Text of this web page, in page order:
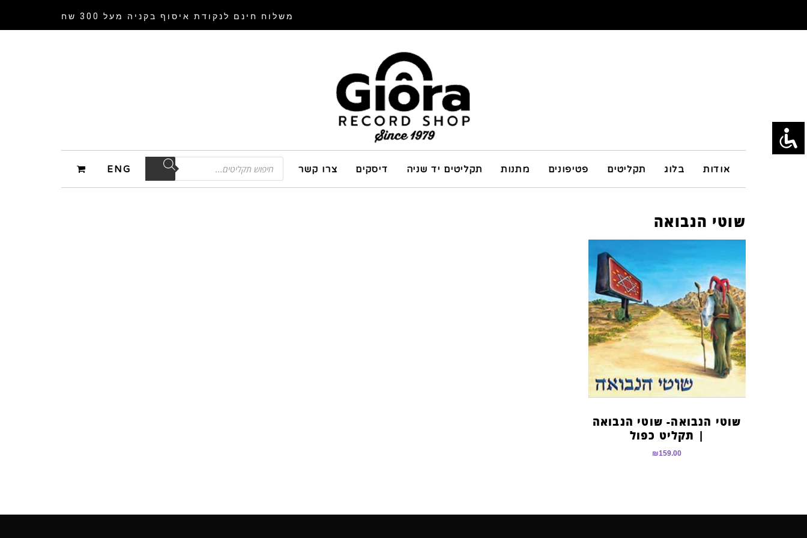
משלוח חינם לנקודת איסוף בקניה מעל 300 שח
אודות בלוג תקליטים פטיפונים מתנות תקליטים יד שניה דיסקים צרו קשר ENG
שוטי הנבואה
שוטי הנבואה- שוטי הנבואה
| תקליט כפול
₪159.00